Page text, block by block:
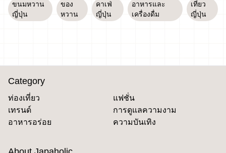
ขนมหวาน
ญี่ปุ่น
ของ
หวาน
คาเฟ่
ญี่ปุ่น
อาหารและ
เครื่องดื่ม
เที่ยว
ญี่ปุ่น
Category
ท่องเที่ยว
แฟชั่น
เทรนด์
การดูแลความงาม
อาหารอร่อย
ความบันเทิง